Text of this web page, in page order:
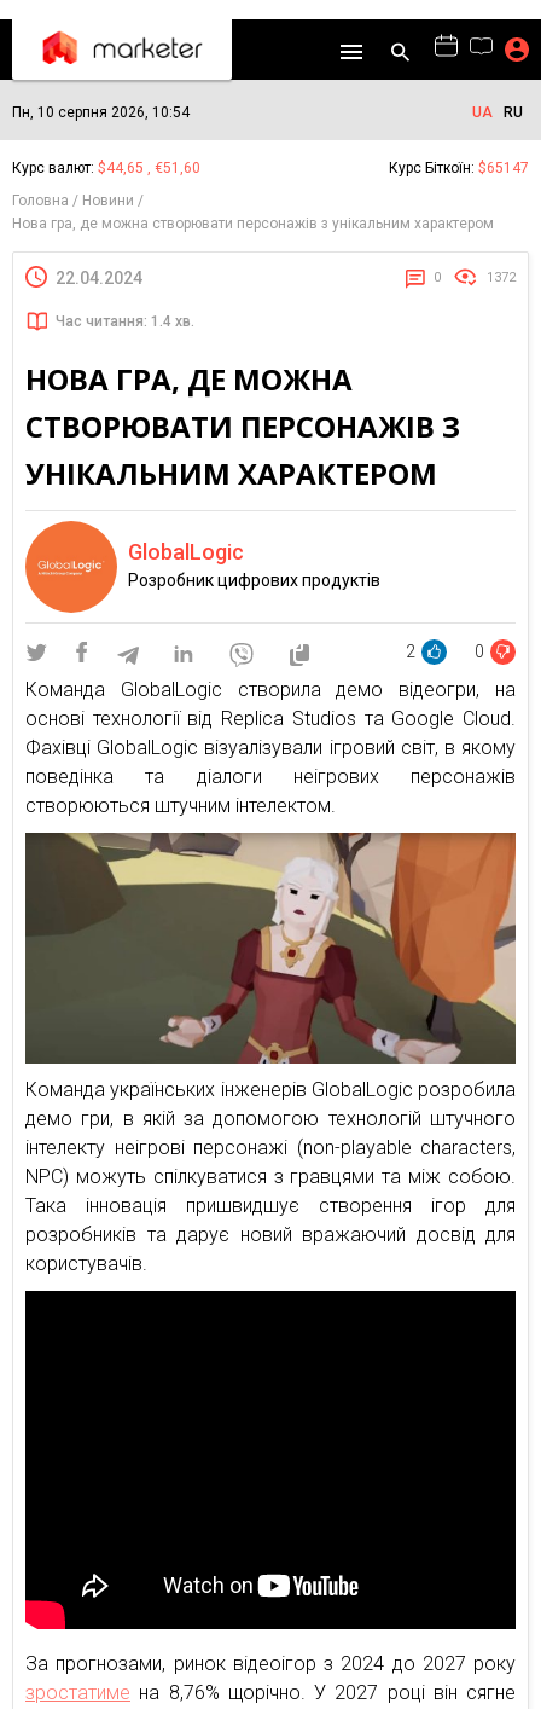
Пн, 10 серпня 2026, 10:54 UA RU
Курс валют: $44,65 , €51,60 Курс Біткоїн: $65147
Головна
Новини
Нова гра, де можна створювати персонажів з унікальним характером
22.04.2024 0 1372
Час читання: 1.4 хв.
НОВА ГРА, ДЕ МОЖНА
СТВОРЮВАТИ ПЕРСОНАЖІВ З
УНІКАЛЬНИМ ХАРАКТЕРОМ
GlobalLogic
Розробник цифрових продуктів
2 0
Команда GlobalLogic створила демо відеогри, на
основі технології від Replica Studios та Google Cloud.
Фахівці GlobalLogic візуалізували ігровий світ, в якому
поведінка та діалоги неігрових персонажів
створюються штучним інтелектом.
Команда українських інженерів GlobalLogic розробила
демо гри, в якій за допомогою технологій штучного
інтелекту неігрові персонажі (non-playable characters,
NPC) можуть спілкуватися з гравцями та між собою.
Така інновація пришвидшує створення ігор для
розробників та дарує новий вражаючий досвід для
користувачів.
За прогнозами, ринок відеоігор з 2024 до 2027 року
зростатиме на 8,76% щорічно. У 2027 році він сягне